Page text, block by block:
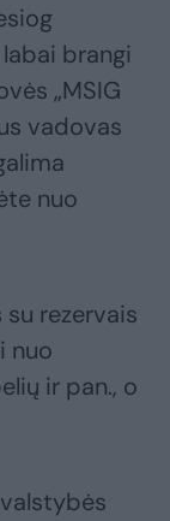
brangi
„MSIG
vadovas
nuo
rezervais
nuo
ir pan., o